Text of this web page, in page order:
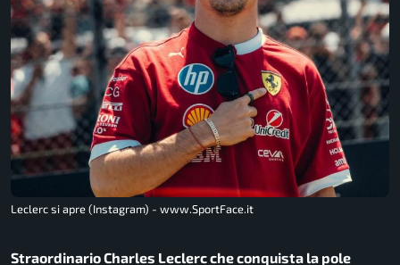
Leclerc si apre (Instagram) - www.SportFace.it
Straordinario Charles Leclerc che conquista la pole